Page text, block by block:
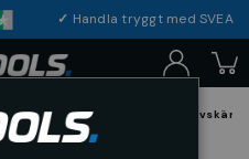
✓ Handla tryggt med
VVS Verktyg Slang- och